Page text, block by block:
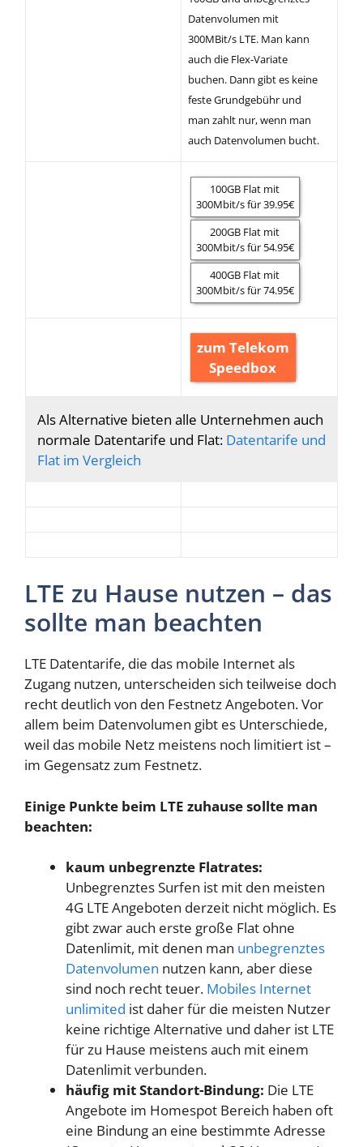
Datenvolumen mit
300MBit/s LTE. Man kann
auch die Flex-Variate
buchen. Dann gibt es keine
feste Grundgebühr und
man zahlt nur, wenn man
auch Datenvolumen bucht.
100GB Flat mit
300Mbit/s für 39.95€
200GB Flat mit
300Mbit/s für 54.95€
400GB Flat mit
300Mbit/s für 74.95€
zum Telekom
Speedbox
Als Alternative bieten alle Unternehmen auch
normale Datentarife und Flat: Datentarife und
Flat im Vergleich
LTE zu Hause nutzen – das
sollte man beachten
LTE Datentarife, die das mobile Internet als
Zugang nutzen, unterscheiden sich teilweise doch
recht deutlich von den Festnetz Angeboten. Vor
allem beim Datenvolumen gibt es Unterschiede,
weil das mobile Netz meistens noch limitiert ist –
im Gegensatz zum Festnetz.
Einige Punkte beim LTE zuhause sollte man
beachten:
kaum unbegrenzte Flatrates:
Unbegrenztes Surfen ist mit den meisten
4G LTE Angeboten derzeit nicht möglich. Es
gibt zwar auch erste große Flat ohne
Datenlimit, mit denen man unbegrenztes
Datenvolumen nutzen kann, aber diese
sind noch recht teuer. Mobiles Internet
unlimited ist daher für die meisten Nutzer
keine richtige Alternative und daher ist LTE
für zu Hause meistens auch mit einem
Datenlimit verbunden.
häufig mit Standort-Bindung: Die LTE
Angebote im Homespot Bereich haben oft
eine Bindung an eine bestimmte Adresse